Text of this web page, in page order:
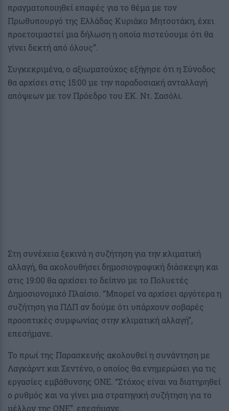
πραγματοποιηθεί επαφές για το θέμα με τον
Πρωθυπουργό της Ελλάδας Κυριάκο Μητσοτάκη, έχει
προετοιμαστεί μια δήλωση η οποία πιστεύουμε ότι θα
γίνει δεκτή από όλους”.
Συγκεκριμένα, ο αξιωματούχος εξήγησε ότι η Σύνοδος
θα αρχίσει στις 15:00 με την παραδοσιακή ανταλλαγή
απόψεων με τον Πρόεδρο του ΕΚ. Ντ. Σασόλι.
Στη συνέχεια ξεκινά η συζήτηση για την κλιματική
αλλαγή, θα ακολουθήσει δημοσιογραφική διάσκεψη και
στις 19:00 θα αρχίσει το δείπνο με το Πολυετές
Δημοσιονομικό Πλαίσιο. “Μπορεί να αρχίσει αργότερα η
συζήτηση για ΠΔΠ αν δούμε ότι υπάρχουν σοβαρές
προοπτικές συμφωνίας στην κλιματική αλλαγή”,
επεσήμανε.
Το πρωί της Παρασκευής ακολουθεί η συνάντηση με
Λαγκάρντ και Σεντένο, ο οποίος θα ενημερώσει για τις
εργασίες εμβάθυνσης ΟΝΕ. “Στόχος είναι να διατηρηθεί
ο ρυθμός και να γίνει μια στρατηγική συζήτηση για το
μέλλον της ΟΝΕ”, επεσήμανε.